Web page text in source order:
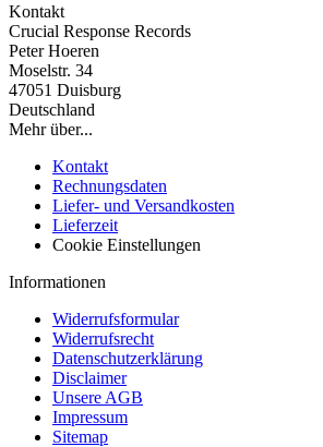
Kontakt
Crucial Response Records
Peter Hoeren
Moselstr. 34
47051 Duisburg
Deutschland
Mehr über...
Kontakt
Rechnungsdaten
Liefer- und Versandkosten
Lieferzeit
Cookie Einstellungen
Informationen
Widerrufsformular
Widerrufsrecht
Datenschutzerklärung
Disclaimer
Unsere AGB
Impressum
Sitemap